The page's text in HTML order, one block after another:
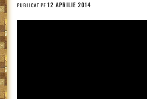
PUBLICAT PE 12 APRILIE 2014